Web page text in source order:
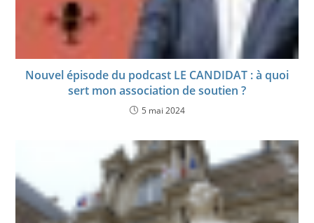
Nouvel épisode du podcast LE CANDIDAT : à quoi
sert mon association de soutien ?
5 mai 2024